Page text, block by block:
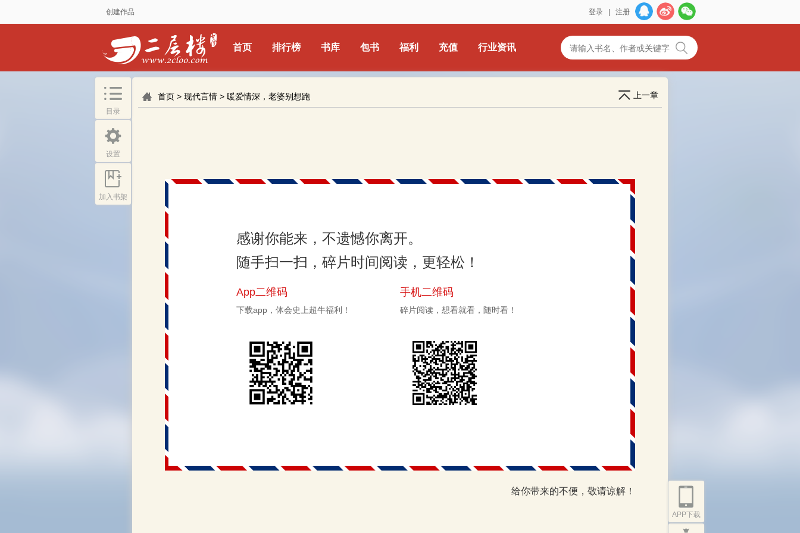
创建作品 登录 注册
首页 排行榜 书库 包书 福利 充值 行业资讯
首页 > 现代言情 > 暖爱情深，老婆别想跑 上一章
感谢你能来，不遗憾你离开。
随手扫一扫，碎片时间阅读，更轻松！
App二维码
下载app，体会史上超牛福利！
手机二维码
碎片阅读，想看就看，随时看！
给你带来的不便，敬请谅解！
目录
设置
加入书架
APP下载